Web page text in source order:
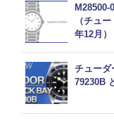
M28500-
（チュ
年12月）
チューダ
79230B